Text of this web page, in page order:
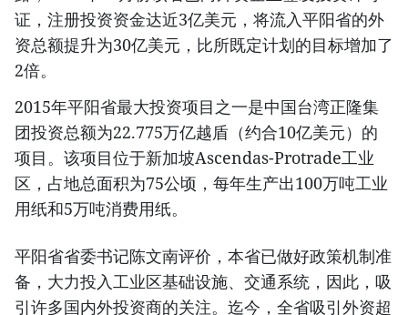
证，注册投资资金达近3亿美元，将流入平阳省的外
资总额提升为30亿美元，比所既定计划的目标增加了
2倍。
2015年平阳省最大投资项目之一是中国台湾正隆集
团投资总额为22.775万亿越盾（约合10亿美元）的
项目。该项目位于新加坡Ascendas-Protrade工业
区，占地总面积为75公顷，每年生产出100万吨工业
用纸和5万吨消费用纸。
平阳省省委书记陈文南评价，本省已做好政策机制准
备，大力投入工业区基础设施、交通系统，因此，吸
引许多国内外投资商的关注。迄今，全省吸引外资超